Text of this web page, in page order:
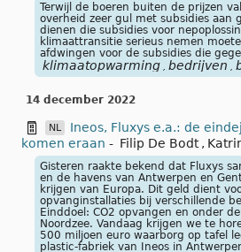
Terwijl de boeren buiten de prijzen
overheid zeer gul met subsidies aan
dienen die subsidies voor
klimaattransitie serieus nemen
afdwingen voor de subsidies die
klimaatopwarming , bedrijven ,
14 december 2022
NL
Ineos, Fluxys e.a.: de
komen eraan - Filip De Bodt ,
Gisteren raakte bekend dat Fluxys
en de havens van Antwerpen en
krijgen van Europa. Dit geld dient
opvanginstallaties bij verschillende
Einddoel: CO2 opvangen en onder
Noordzee. Vandaag krijgen we te
500 miljoen euro waarborg op tafel
plastic-fabriek van Ineos in